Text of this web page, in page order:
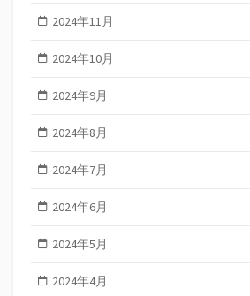
2024年11月
2024年10月
2024年9月
2024年8月
2024年7月
2024年6月
2024年5月
2024年4月